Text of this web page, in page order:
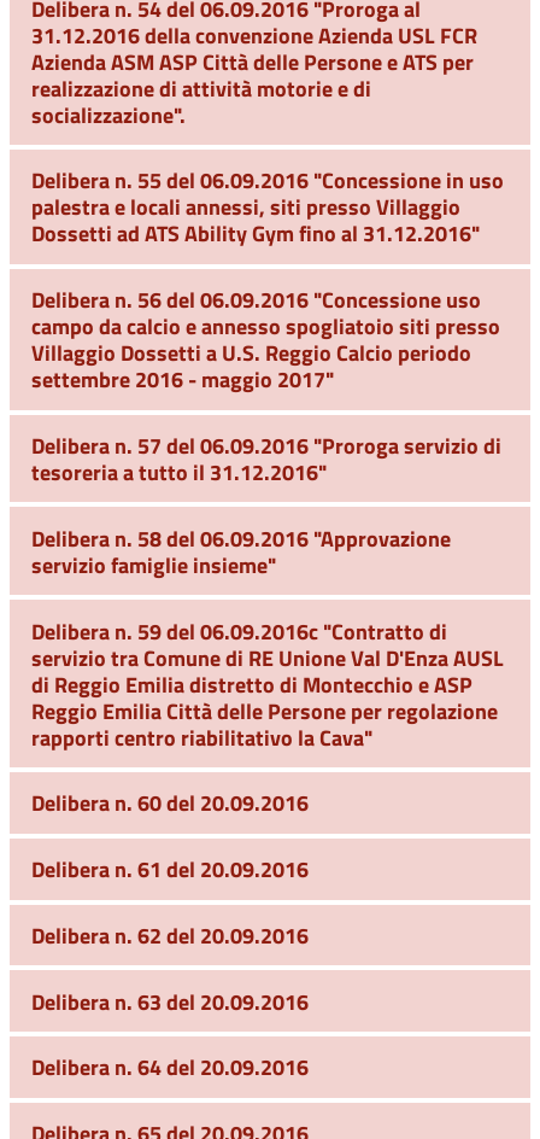
Delibera n. 54 del 06.09.2016 "Proroga al
31.12.2016 della convenzione Azienda USL FCR
Azienda ASM ASP Città delle Persone e ATS per
realizzazione di attività motorie e di
socializzazione".
Delibera n. 55 del 06.09.2016 "Concessione in uso
palestra e locali annessi, siti presso Villaggio
Dossetti ad ATS Ability Gym fino al 31.12.2016"
Delibera n. 56 del 06.09.2016 "Concessione uso
campo da calcio e annesso spogliatoio siti presso
Villaggio Dossetti a U.S. Reggio Calcio periodo
settembre 2016 - maggio 2017"
Delibera n. 57 del 06.09.2016 "Proroga servizio di
tesoreria a tutto il 31.12.2016"
Delibera n. 58 del 06.09.2016 "Approvazione
servizio famiglie insieme"
Delibera n. 59 del 06.09.2016c "Contratto di
servizio tra Comune di RE Unione Val D'Enza AUSL
di Reggio Emilia distretto di Montecchio e ASP
Reggio Emilia Città delle Persone per regolazione
rapporti centro riabilitativo la Cava"
Delibera n. 60 del 20.09.2016
Delibera n. 61 del 20.09.2016
Delibera n. 62 del 20.09.2016
Delibera n. 63 del 20.09.2016
Delibera n. 64 del 20.09.2016